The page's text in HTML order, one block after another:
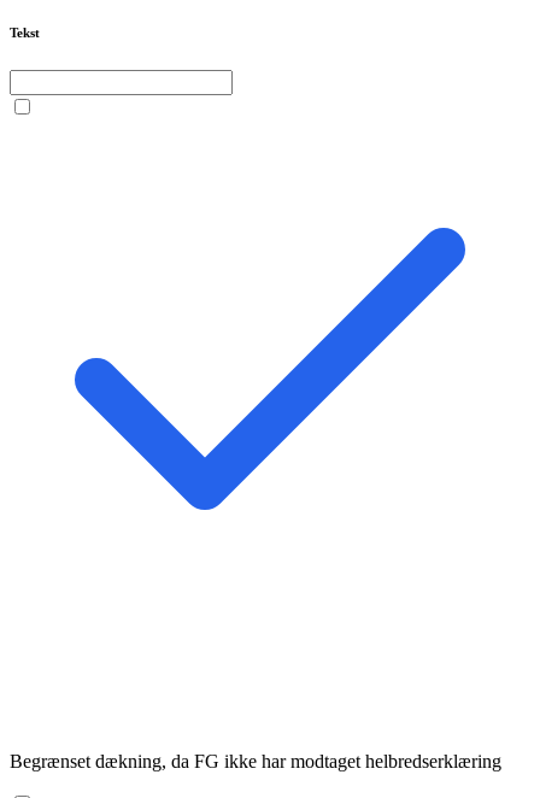
Tekst
Begrænset dækning, da FG ikke har modtaget helbredserklæring